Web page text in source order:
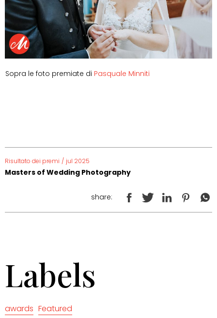
Sopra le foto premiate di Pasquale Minniti
Risultato dei premi / jul 2025
Masters of Wedding Photography
share:
Labels
awards Featured